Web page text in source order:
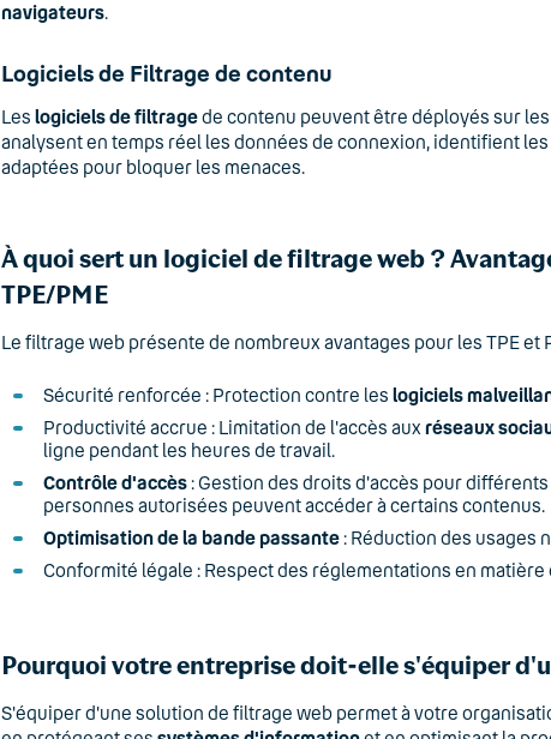
navigateurs.
Logiciels de Filtrage de contenu
Les logiciels de filtragede contenu peuvent être déployés sur
analysent en temps réel les données de connexion, identifient les
adaptées pour bloquer les menaces.
À quoi sert un logiciel de filtrage web ?
TPE/PME
Le filtrage web présente de nombreux avantages pour les TPE et
Sécurité renforcée : Protection contre les logiciels
Productivité accrue : Limitation de l'accès aux réseaux
ligne pendant les heures de travail.
Contrôle d'accès: Gestion des droits d'accès pour différents
personnes autorisées peuvent accéder à certains contenus.
Optimisation de la bande passante: Réduction des usages
Conformité légale : Respect des réglementations en
Pourquoi votre entreprise doit-elle s'équiper
S'équiper d'une solution de filtrage web permet à votre